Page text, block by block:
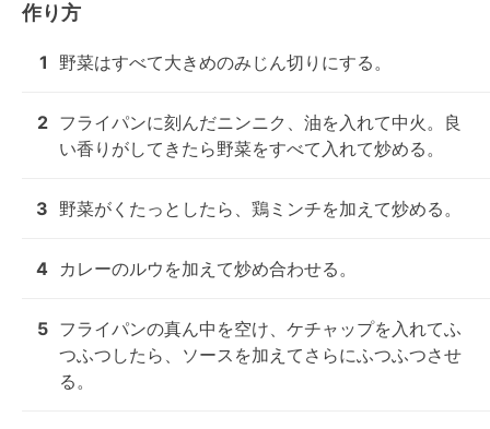
作り方
1 野菜はすべて大きめのみじん切りにする。
2 フライパンに刻んだニンニク、油を入れて中火。良
い香りがしてきたら野菜をすべて入れて炒める。
3 野菜がくたっとしたら、鶏ミンチを加えて炒める。
4 カレーのルウを加えて炒め合わせる。
5 フライパンの真ん中を空け、ケチャップを入れてふ
つふつしたら、ソースを加えてさらにふつふつさせ
る。